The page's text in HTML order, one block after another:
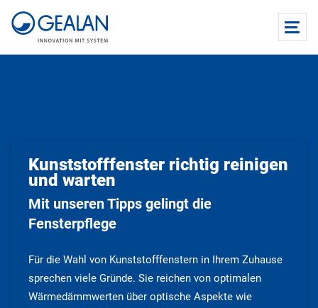
Kunststofffenster richtig reinigen
und warten
Mit unseren Tipps gelingt die
Fensterpflege
Für die Wahl von Kunststofffenstern in Ihrem Zuhause
sprechen viele Gründe. Sie reichen von optimalen
Wärmedämmwerten über optische Aspekte wie